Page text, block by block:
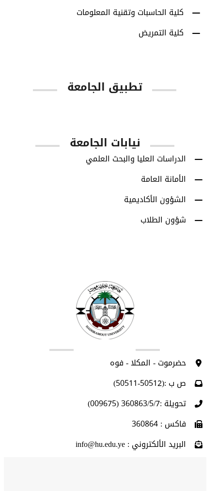
كلية الحاسبات وتقنية المعلومات
كلية التمريض
تطبيق الجامعة
نيابات الجامعة
الدراسات العليا والبحث العلمي
الأمانة العامة
الشؤون الأكاديمية
شؤون الطلاب
حضرموت - المكلا - فوه
ص ب :(50512-50511)
تحويلة :360863/5/7 (009675)
فاكس : 360864
البريد الألكتروني : info@hu.edu.ye